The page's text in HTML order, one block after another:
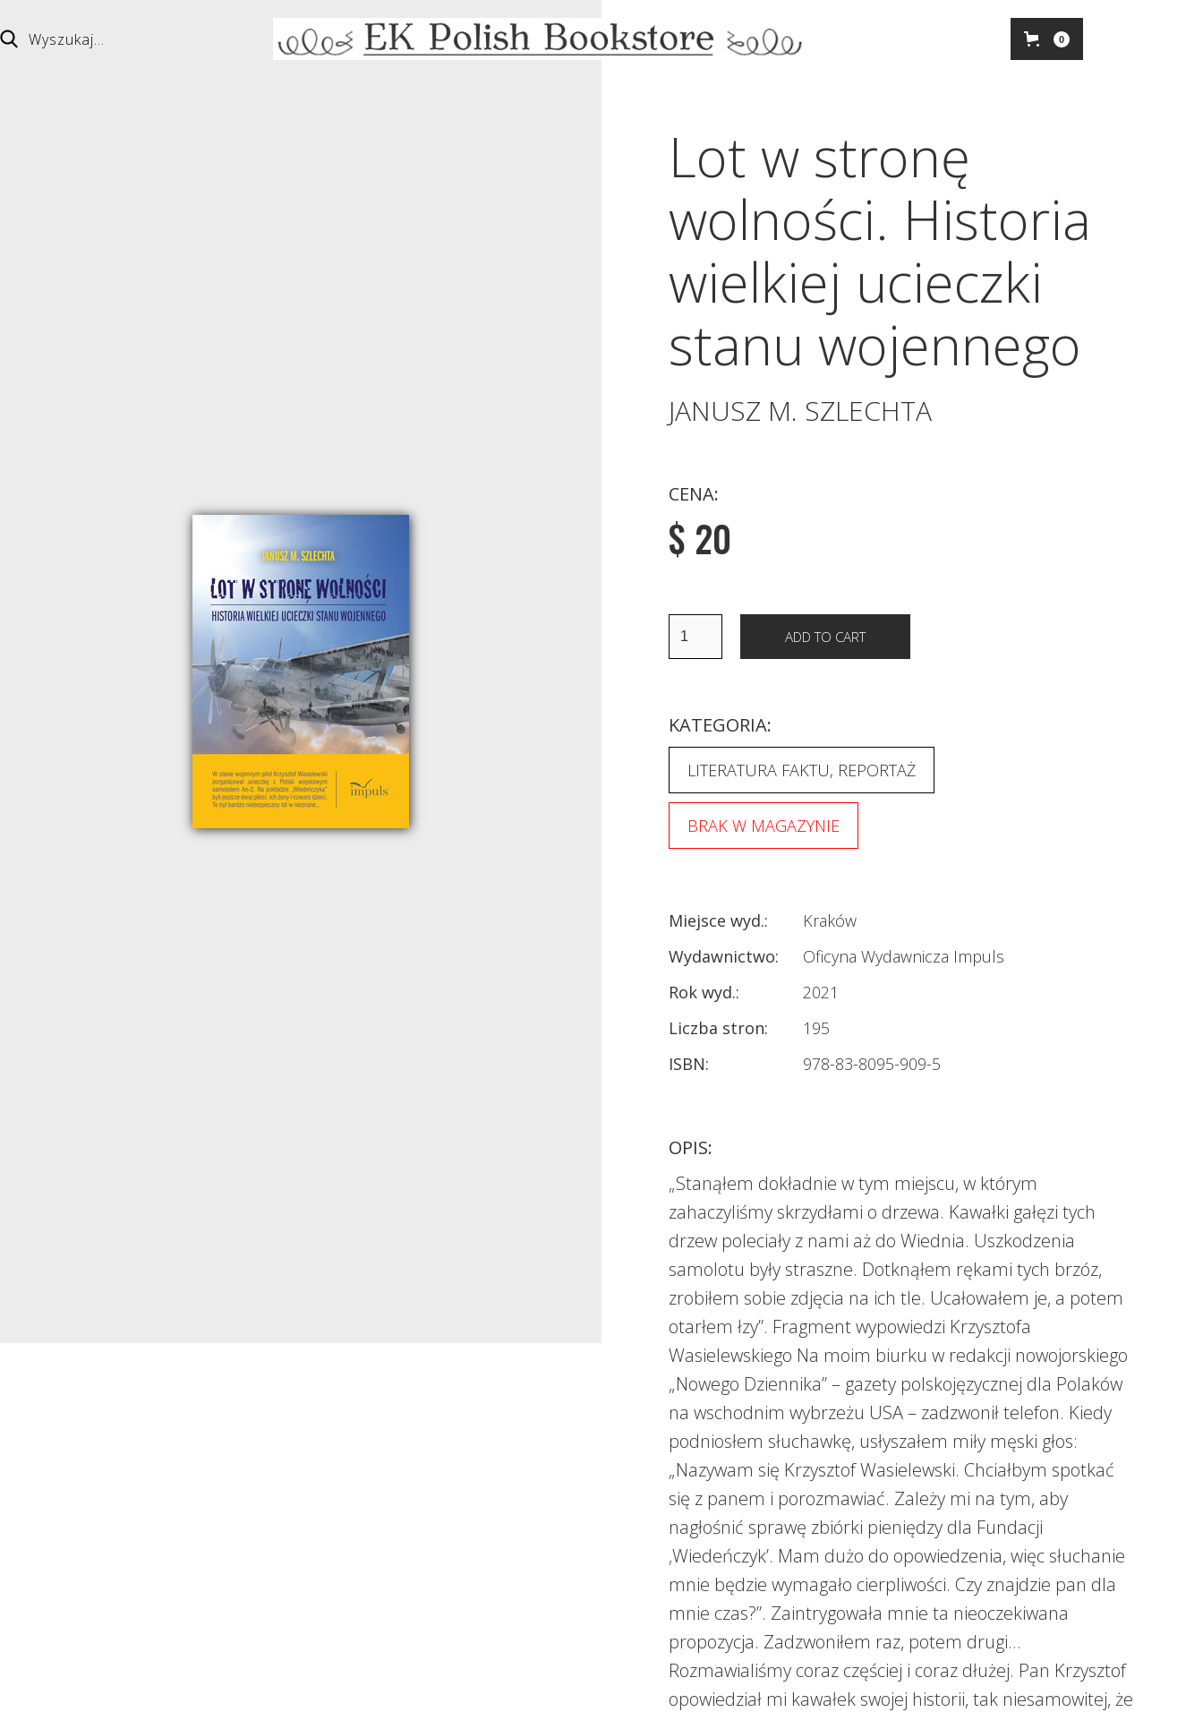
0
Lot w stronę
wolności. Historia
wielkiej ucieczki
stanu wojennego
JANUSZ M. SZLECHTA
CENA:
$ 20
KATEGORIA:
LITERATURA FAKTU, REPORTAŻ
BRAK W MAGAZYNIE
Miejsce wyd.:
Kraków
Wydawnictwo:
Oficyna Wydawnicza Impuls
Rok wyd.:
2021
Liczba stron:
195
ISBN:
978-83-8095-909-5
OPIS:
„Stanąłem dokładnie w tym miejscu, w którym
zahaczyliśmy skrzydłami o drzewa. Kawałki gałęzi tych
drzew poleciały z nami aż do Wiednia. Uszkodzenia
samolotu były straszne. Dotknąłem rękami tych brzóz,
zrobiłem sobie zdjęcia na ich tle. Ucałowałem je, a potem
otarłem łzy”. Fragment wypowiedzi Krzysztofa
Wasielewskiego Na moim biurku w redakcji nowojorskiego
„Nowego Dziennika” – gazety polskojęzycznej dla Polaków
na wschodnim wybrzeżu USA – zadzwonił telefon. Kiedy
podniosłem słuchawkę, usłyszałem miły męski głos:
„Nazywam się Krzysztof Wasielewski. Chciałbym spotkać
się z panem i porozmawiać. Zależy mi na tym, aby
nagłośnić sprawę zbiórki pieniędzy dla Fundacji
‚Wiedeńczyk’. Mam dużo do opowiedzenia, więc słuchanie
mnie będzie wymagało cierpliwości. Czy znajdzie pan dla
mnie czas?”. Zaintrygowała mnie ta nieoczekiwana
propozycja. Zadzwoniłem raz, potem drugi…
Rozmawialiśmy coraz częściej i coraz dłużej. Pan Krzysztof
opowiedział mi kawałek swojej historii, tak niesamowitej, że